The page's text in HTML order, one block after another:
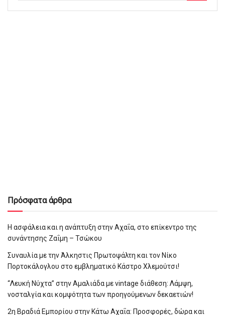
Πρόσφατα άρθρα
Η ασφάλεια και η ανάπτυξη στην Αχαΐα, στο επίκεντρο της
συνάντησης Ζαΐμη – Τσώκου
Συναυλία με την Άλκηστις Πρωτοψάλτη και τον Νίκο
Πορτοκάλογλου στο εμβληματικό Κάστρο Χλεμούτσι!
“Λευκή Νύχτα” στην Αμαλιάδα με vintage διάθεση: Λάμψη,
νοσταλγία και κομψότητα των προηγούμενων δεκαετιών!
2η Βραδιά Εμπορίου στην Κάτω Αχαΐα: Προσφορές, δώρα και